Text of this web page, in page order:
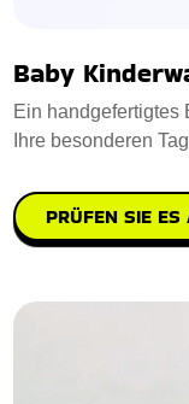
Baby
Ein handgefertigtes
Ihre besonderen
PRÜFEN SIE ES